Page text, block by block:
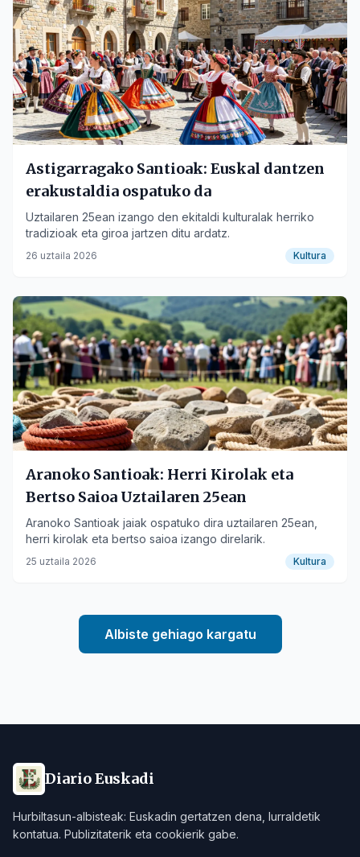
Astigarragako Santioak: Euskal dantzen
erakustaldia ospatuko da
Uztailaren 25ean izango den ekitaldi kulturalak herriko
tradizioak eta giroa jartzen ditu ardatz.
26 uztaila 2026 Kultura
Aranoko Santioak: Herri Kirolak eta
Bertso Saioa Uztailaren 25ean
Aranoko Santioak jaiak ospatuko dira uztailaren 25ean,
herri kirolak eta bertso saioa izango direlarik.
25 uztaila 2026 Kultura
Albiste gehiago kargatu
Diario Euskadi
Hurbiltasun-albisteak: Euskadin gertatzen dena, lurraldetik
kontatua. Publizitaterik eta cookierik gabe.